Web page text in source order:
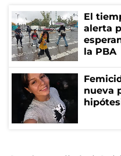
El
alerta
la PBA
nueva